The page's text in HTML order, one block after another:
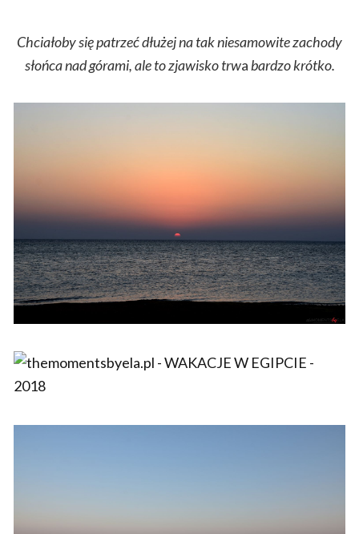
Chciałoby się patrzeć dłużej na tak niesamowite zachody
słońca nad górami, ale to zjawisko trwa bardzo krótko.